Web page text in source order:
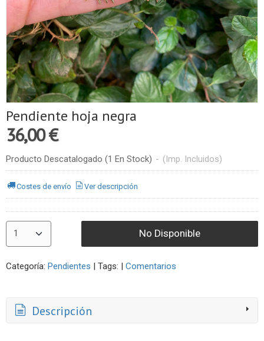
Pendiente hoja negra
36,00 €
Producto Descatalogado (1 En Stock) - (Imp. Incluidos)
Costes de envío Ver descripción
No Disponible
Categoría: Pendientes | Tags: | Comentarios
Descripción